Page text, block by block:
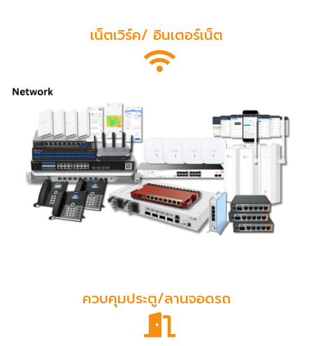
เน็ตเวิร์ค/ อินเตอร์เน็ต
ควบคุมประตู/ลานจอดรถ